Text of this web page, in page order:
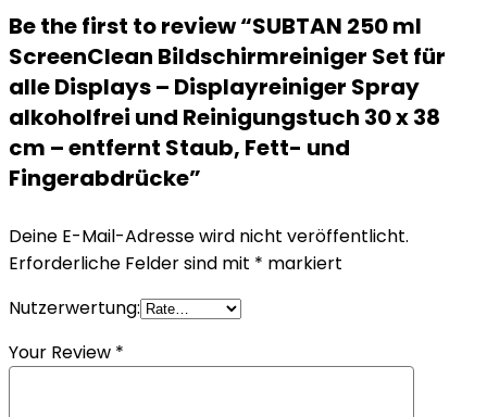
Be the first to review “SUBTAN 250 ml
ScreenClean Bildschirmreiniger Set für
alle Displays – Displayreiniger Spray
alkoholfrei und Reinigungstuch 30 x 38
cm – entfernt Staub, Fett- und
Fingerabdrücke”
Deine E-Mail-Adresse wird nicht veröffentlicht.
Erforderliche Felder sind mit * markiert
Nutzerwertung:
Your Review *